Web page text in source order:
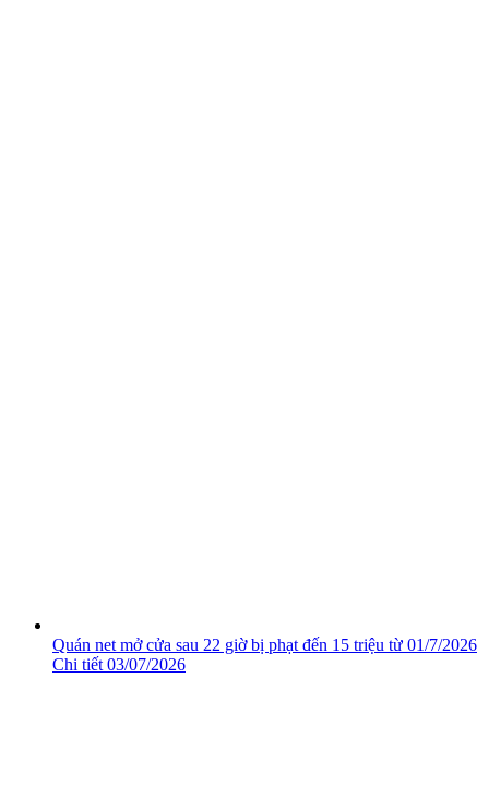
Quán net mở cửa sau 22 giờ bị phạt đến 15 triệu từ 01/7/2026
Chi tiết 03/07/2026